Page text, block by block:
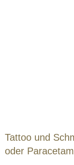
Tattoo und
oder